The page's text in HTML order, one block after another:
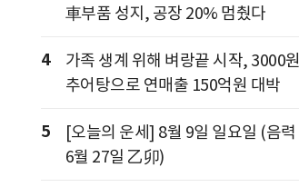
車부품 성지, 공장 20% 멈췄다
4
가족 생계 위해 벼랑끝 시작, 3000원
추어탕으로 연매출 150억원 대박
5
[오늘의 운세] 8월 9일 일요일 (음력
6월 27일 乙卯)